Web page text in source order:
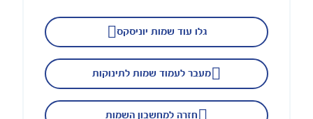
מעבר לעמוד שמות לתינוקות
חזרה למחשבון השמות
גלו עוד שמות יוניסקס